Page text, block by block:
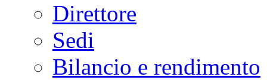
Direttore
Sedi
Bilancio e rendimento